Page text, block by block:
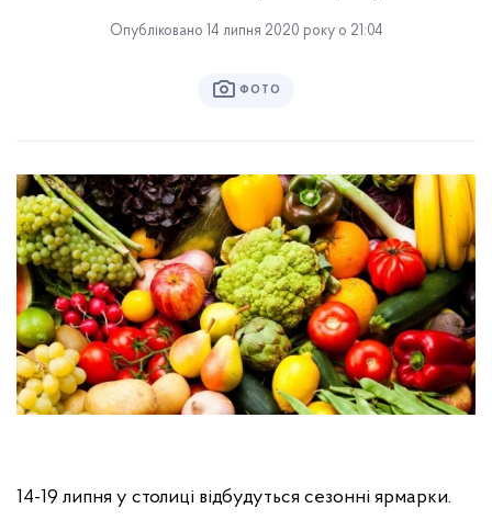
Опубліковано 14 липня 2020 року о 21:04
ФОТО
14-19 липня у столиці відбудуться сезонні ярмарки.